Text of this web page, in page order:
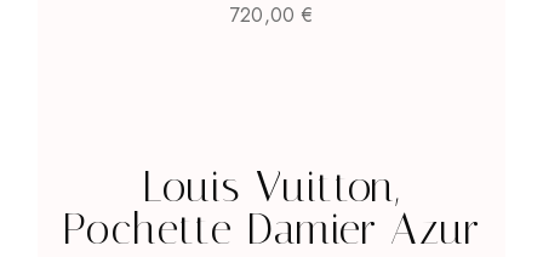
720,00 €
Louis Vuitton,
Pochette Damier Azur